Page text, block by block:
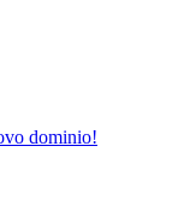
dominio!